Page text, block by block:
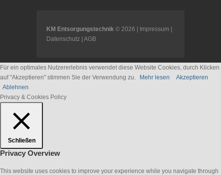
KM Entsorgungstechnik © 2026 | Impressum
Datenschutz AGB
Für ein optimales Nutzererlebnis verwendet diese Website Cookies, durch Klicken
auf "Akzeptieren" stimmen Sie der Verwendung zu.
Mehr lesen
Akzeptieren
Ablehnen
Privacy & Cookies Policy
Schließen
Privacy Overview
This website uses cookies to improve your experience while you navigate through